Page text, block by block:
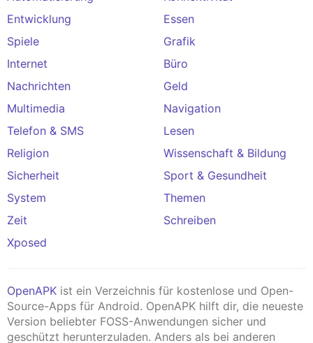
Entwicklung
Essen
Spiele
Grafik
Internet
Büro
Nachrichten
Geld
Multimedia
Navigation
Telefon & SMS
Lesen
Religion
Wissenschaft & Bildung
Sicherheit
Sport & Gesundheit
System
Themen
Zeit
Schreiben
Xposed
OpenAPK ist ein Verzeichnis für kostenlose und Open-
Source-Apps für Android. OpenAPK hilft dir, die neueste
Version beliebter FOSS-Anwendungen sicher und
geschützt herunterzuladen. Anders als bei anderen